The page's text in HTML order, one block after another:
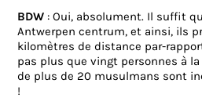
BDW : Oui, absolument. Il suffit
Antwerpen centrum, et ainsi, ils
kilomètres de distance par-
pas plus que vingt personnes à la
de plus de 20 musulmans sont
!